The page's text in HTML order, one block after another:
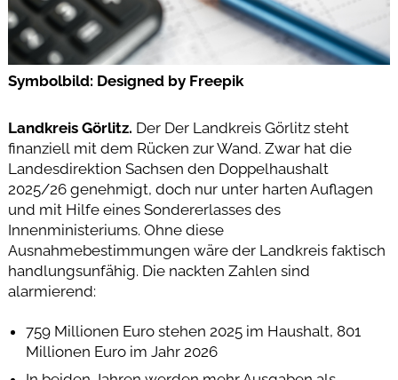
Symbolbild: Designed by Freepik
Landkreis Görlitz. Der Der Landkreis Görlitz steht
finanziell mit dem Rücken zur Wand. Zwar hat die
Landesdirektion Sachsen den Doppelhaushalt
2025/26 genehmigt, doch nur unter harten Auflagen
und mit Hilfe eines Sondererlasses des
Innenministeriums. Ohne diese
Ausnahmebestimmungen wäre der Landkreis faktisch
handlungsunfähig. Die nackten Zahlen sind
alarmierend:
759 Millionen Euro stehen 2025 im Haushalt, 801
Millionen Euro im Jahr 2026